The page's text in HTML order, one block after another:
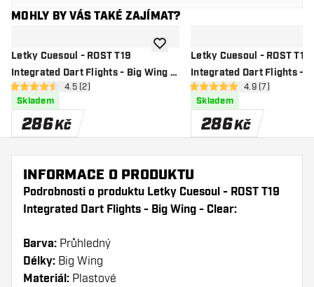
MOHLY BY VÁS TAKÉ ZAJÍMAT?
Letky Cuesoul - ROST T19
Integrated Dart Flights - Big Wing -
Clear Redotevřít panel recenzí
4.5 hodnoticí hvězdičky
4.5 (2)
Skladem
286Kč
Přidat do seznamu přání
Letky Cuesoul - ROST T19
Integrated Dart Flights -
Purple Clearotevřít panel
4.9 hodnoticí hvězdičky
4.9 (7)
Skladem
286Kč
INFORMACE O PRODUKTU
Podrobnosti o produktu Letky Cuesoul - ROST T19
Integrated Dart Flights - Big Wing - Clear:
Barva: Průhledný
Délky: Big Wing
Materiál: Plastové